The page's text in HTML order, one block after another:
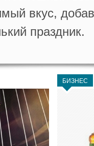
вкус,
праздник.
БИЗНЕС